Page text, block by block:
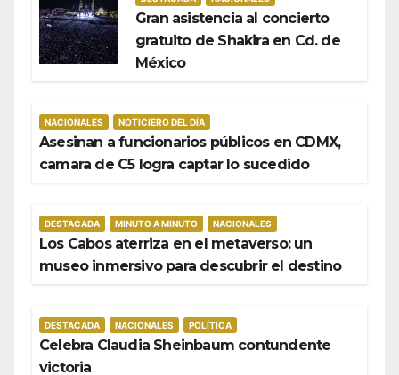
Gran asistencia al concierto
gratuito de Shakira en Cd. de
México
NACIONALES NOTICIERO DEL DÍA
Asesinan a funcionarios públicos en CDMX,
camara de C5 logra captar lo sucedido
DESTACADA MINUTO A MINUTO NACIONALES
Los Cabos aterriza en el metaverso: un
museo inmersivo para descubrir el destino
DESTACADA NACIONALES POLÍTICA
Celebra Claudia Sheinbaum contundente
victoria